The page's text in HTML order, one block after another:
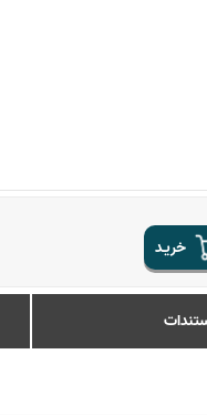
خریـد